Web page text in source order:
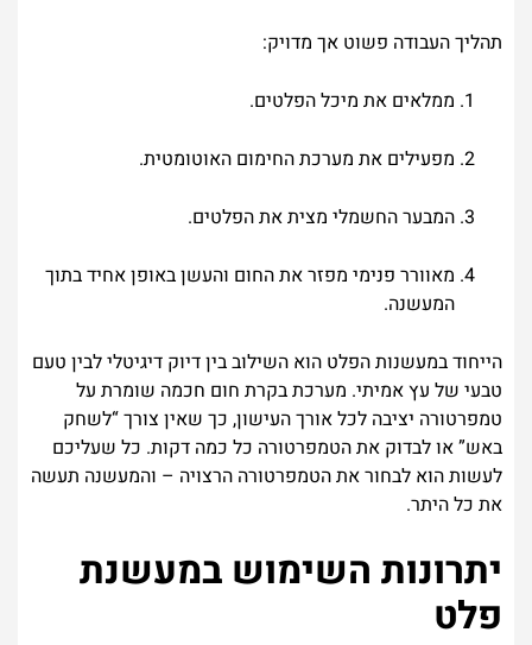
תהליך העבודה פשוט אך מדויק:
ממלאים את מיכל הפלטים.
מפעילים את מערכת החימום האוטומטית.
המבער החשמלי מצית את הפלטים.
מאוורר פנימי מפזר את החום והעשן באופן אחיד בתוך
המעשנה.
הייחוד במעשנות הפלט הוא השילוב בין דיוק דיגיטלי לבין טעם
טבעי של עץ אמיתי. מערכת בקרת חום חכמה שומרת על
טמפרטורה יציבה לכל אורך העישון, כך שאין צורך “לשחק
באש” או לבדוק את הטמפרטורה כל כמה דקות. כל שעליכם
לעשות הוא לבחור את הטמפרטורה הרצויה – והמעשנה תעשה
את כל היתר.
יתרונות השימוש במעשנת
פלט